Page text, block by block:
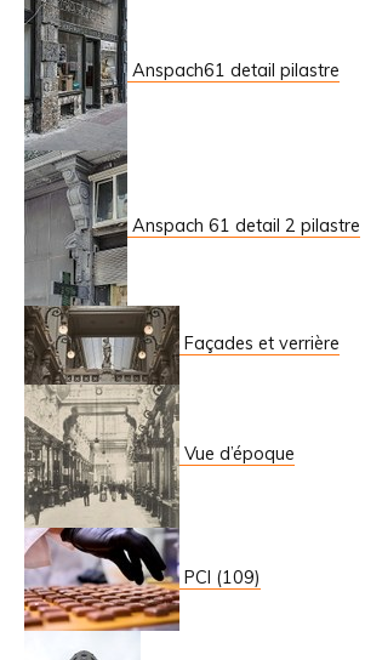
Anspach61 detail pilastre
Anspach 61 detail 2 pilastre
Façades et verrière
Vue d’époque
PCI (109)